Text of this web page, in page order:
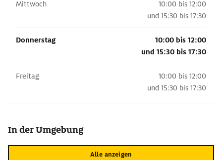
Mittwoch
10:00 bis 12:00
und 15:30 bis 17:30
Donnerstag
10:00 bis 12:00
und 15:30 bis 17:30
Freitag
10:00 bis 12:00
und 15:30 bis 17:30
In der Umgebung
Alle anzeigen